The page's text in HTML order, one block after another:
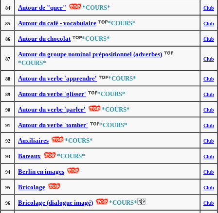
84 Autour de "quer" *COURS* Club
85 Autour du café - vocabulaire *COURS* Club
86 Autour du chocolat *COURS* Club
87
Autour du groupe nominal prépositionnel (adverbes)
*COURS*
Club
88 Autour du verbe 'apprendre' *COURS* Club
89 Autour du verbe 'glisser' *COURS* Club
90 Autour du verbe 'parler' *COURS* Club
91 Autour du verbe 'tomber' *COURS* Club
92 Auxiliaires *COURS* Club
93 Bateaux *COURS* Club
94 Berlin en images Club
95 Bricolage Club
96 Bricolage (dialogue imagé) *COURS* Club